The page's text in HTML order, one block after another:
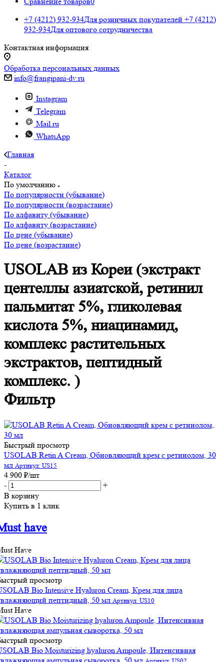
+7 (4212) 932-934Для розничных покупателей +7 (4212)
932-934Для оптового сотрудничества
Контактная информация
Обработка персональных данных
info@frangipani-dv.ru
Instagram
Telegram
Mail.ru
WhatsApp
Главная
-
Каталог
По умолчанию
По популярности (убывание)
По популярности (возрастание)
По алфавиту (убывание)
По алфавиту (возрастание)
По цене (убывание)
По цене (возрастание)
USOLAB из Кореи (экстракт
центеллы азиатской, ретинил
пальмитат 5%, гликолевая
кислота 5%, ниацинамид,
комплекс растительных
экстрактов, пептидный
комплекс. )
Фильтр
Быстрый просмотр
USOLAB Retin A Cream, Обновляющий крем с ретинолом, 30
мл Артикул: US15
4 900 ₽/шт
-
+
В корзину
Купить в 1 клик
have
Have
просмотр
Bio Intensive Hyaluron Cream, Крем для лица
пептидный, 50 мл Артикул: US10
Have
просмотр
Bio Moisturizing hyaluron Ampoule, Интенсивная
ампульная сыворотка, 50 мл